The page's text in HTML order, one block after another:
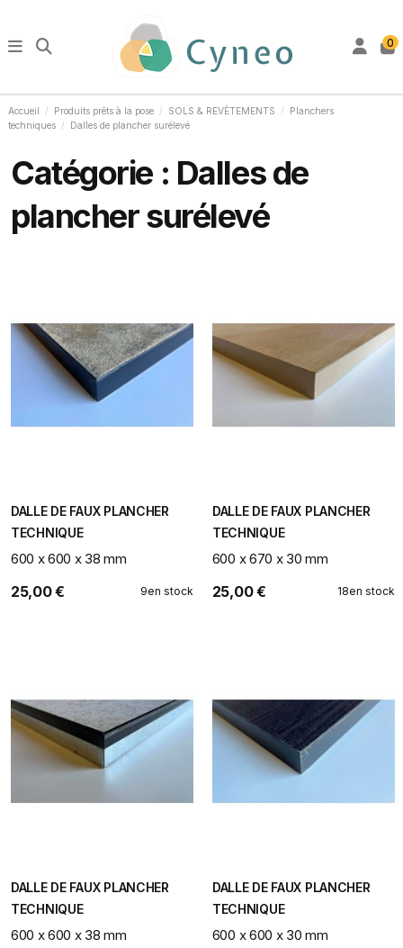
0
Accueil Produits prêts à la pose SOLS & REVÊTEMENTS
Planchers
techniques
Dalles de plancher surélevé
Catégorie : Dalles de
plancher surélevé
DALLE DE FAUX PLANCHER
TECHNIQUE
600 x 600 x 38 mm
25,00 € 9en stock
DALLE DE FAUX PLANCHER
TECHNIQUE
600 x 670 x 30 mm
25,00 € 18en stock
DALLE DE FAUX PLANCHER
TECHNIQUE
600 x 600 x 38 mm
DALLE DE FAUX PLANCHER
TECHNIQUE
600 x 600 x 30 mm